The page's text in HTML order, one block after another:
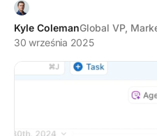
Kyle ColemanGlobal VP,
30 września 2025